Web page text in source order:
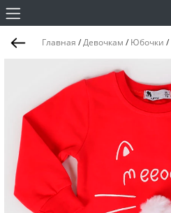
Главная /Девочкам / Юбочки /